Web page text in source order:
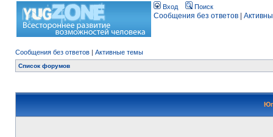
Вход Поиск
Сообщения без ответов
Сообщения без ответов | Активные темы
Список форумов